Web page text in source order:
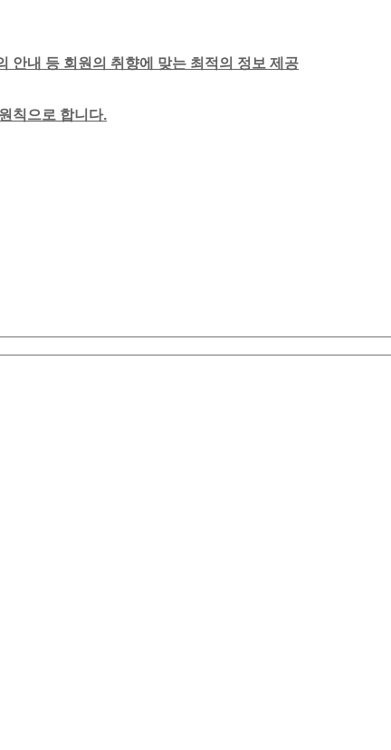
안내 등 회원의 취향에 맞는 최적의 정보 제공
칙으로 합니다.